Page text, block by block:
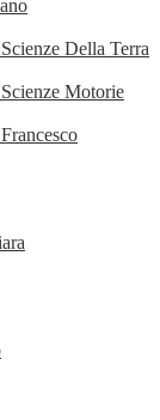
Della Terra
Motorie